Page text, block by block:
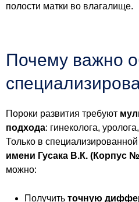
полости матки во влагалище.
Почему важно
Пороки развития требуют
подхода: гинеколога,
Только в специализированной
имени Гусака В.К. (Корпус
можно:
Получить точную